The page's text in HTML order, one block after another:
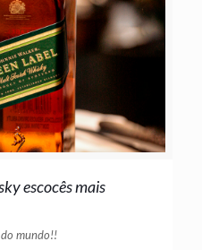
escocês mais
do mundo!!